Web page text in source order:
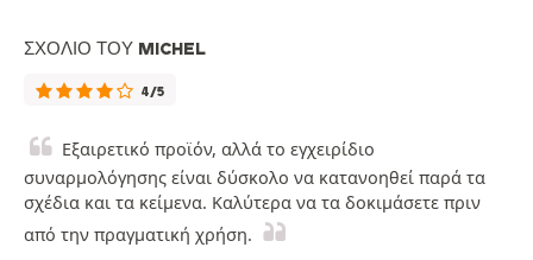
ΣΧΌΛΙΟ ΤΟΥ MICHEL
4/5
Εξαιρετικό προϊόν, αλλά το εγχειρίδιο
συναρμολόγησης είναι δύσκολο να κατανοηθεί παρά τα
σχέδια και τα κείμενα. Καλύτερα να τα δοκιμάσετε πριν
από την πραγματική χρήση.